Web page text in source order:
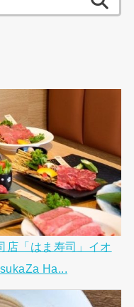
店「はま寿司」イオ
Ha...